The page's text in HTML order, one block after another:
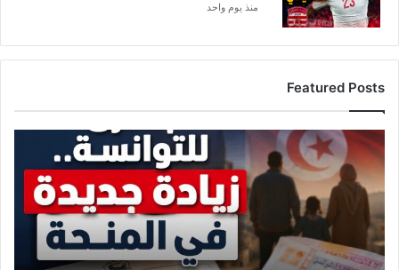
ي
منذ يوم واحد
Featured Posts
ي
ا
د
ة
ج
د